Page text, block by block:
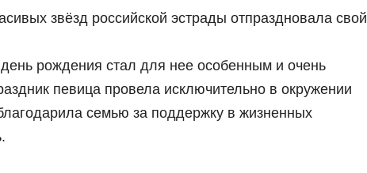
звёзд российской эстрады отпраздновала свой
день рождения стал для нее особенным и очень
певица провела исключительно в окружении
семью за поддержку в жизненных